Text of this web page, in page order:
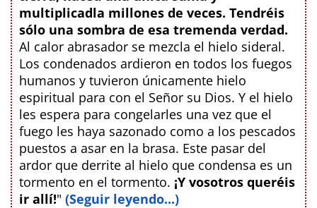
multiplicadla millones de veces. Tendréis
sólo una sombra de esa tremenda verdad.
Al calor abrasador se mezcla el hielo sideral.
Los condenados ardieron en todos los fuegos
humanos y tuvieron únicamente hielo
espiritual para con el Señor su Dios. Y el hielo
les espera para congelarles una vez que el
fuego les haya sazonado como a los pescados
puestos a asar en la brasa. Este pasar del
ardor que derrite al hielo que condensa es un
tormento en el tormento. ¡Y vosotros queréis
ir allí!" (Seguir leyendo...)